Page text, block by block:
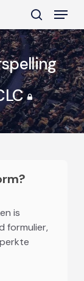
search
Menu
is
formulier,
Close
Menu